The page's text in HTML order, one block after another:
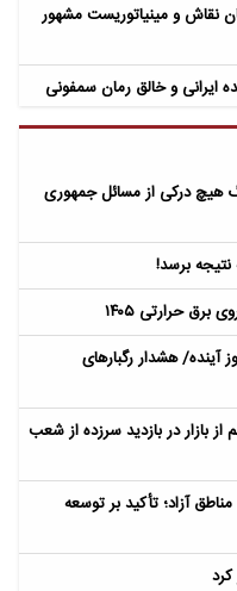
نقاش و مینیاتوریست مشهور
ایرانی و خالق رمان سمفونی
هیچ درکی از مسائل جمهوری
نتیجه برسد!
حرارتی ۱۴۰۵
پیش‌بینی وضعیت هوا طی ۵ روز آینده/ هشدار رگبارهای
بازار در بازدید سرزده از شعب
آزاد؛ تأکید بر توسعه